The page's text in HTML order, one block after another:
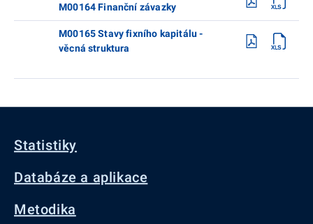
M00164 Finanční závazky
M00165 Stavy fixního kapitálu -
věcná struktura
Statistiky
Databáze a aplikace
Metodika